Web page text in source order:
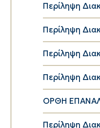
Περίληψη
Περίληψη
Περίληψη
Περίληψη
ΟΡΘΗ
Περίληψη